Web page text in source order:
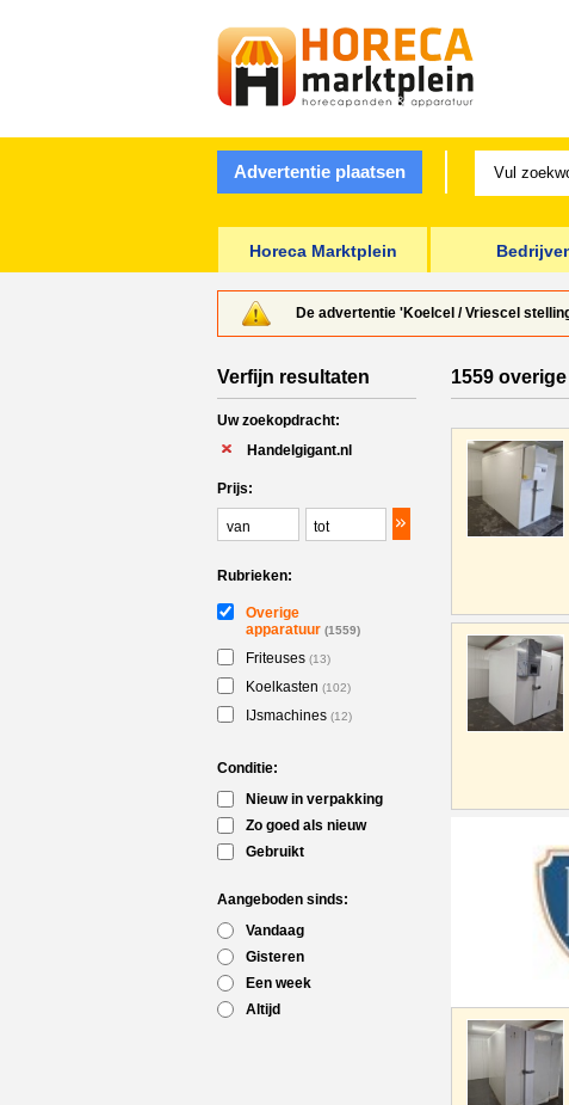
Advertentie plaatsen
Horeca Marktplein
De advertentie 'Koelcel / Vriescel
Verfijn resultaten
Uw zoekopdracht:
Handelgigant.nl
Prijs:
Rubrieken:
Overige
apparatuur (1559)
Friteuses (13)
Koelkasten (102)
IJsmachines (12)
Conditie:
Nieuw in verpakking
Zo goed als nieuw
Gebruikt
Aangeboden sinds:
Vandaag
Gisteren
Een week
Altijd
1559